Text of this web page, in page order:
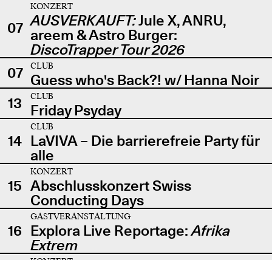
07
KONZERT
AUSVERKAUFT:Jule X, ANRU,
areem & Astro Burger:
DiscoTrapper Tour 2026
07
CLUB
Guess who's Back?! w/ Hanna Noir
13
CLUB
Friday Psyday
14
CLUB
LaVIVA – Die barrierefreie Party für
alle
15
KONZERT
Abschlusskonzert Swiss
Conducting Days
16
GASTVERANSTALTUNG
Explora Live Reportage:Afrika
Extrem